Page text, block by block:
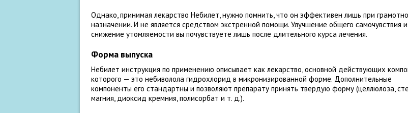
Однако, принимая лекарство Небилет, нужно помнить, что он эффективен лишь при
назначении. И не является средством экстренной помощи. Улучшение общего самочувствия и
снижение утомляемости вы почувствуете лишь после длительного курса лечения.
Форма выпуска
Небилет инструкция по применению описывает как лекарство, основной действующих
которого — это небиволола гидрохлорид в микронизированной форме. Дополнительные
компоненты его стандартны и позволяют препарату принять твердую форму (целлюлоза,
магния, диоксид кремния, полисорбат и т. д.).